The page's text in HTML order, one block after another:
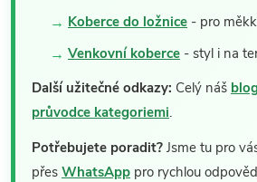
Koberce do ložnice - pro
Venkovní koberce - styl i na
Další užitečné odkazy: Celý náš
průvodce kategoriemi.
Potřebujete poradit? Jsme tu pro
přes WhatsApp pro rychlou